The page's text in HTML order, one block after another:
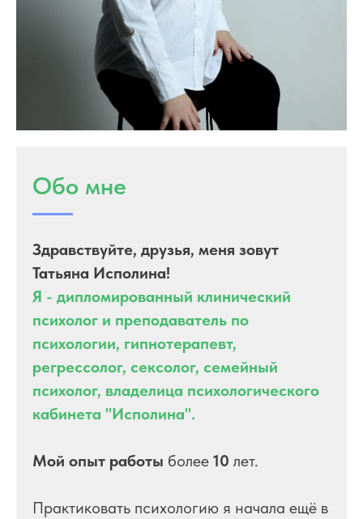
Обо мне
Здравствуйте, друзья, меня зовут
Татьяна Исполина!
Я - дипломированный клинический
психолог и преподаватель по
психологии, гипнотерапевт,
регрессолог, сексолог, семейный
психолог, владелица психологического
кабинета "Исполина".
Мой опыт работы более 10 лет.
Практиковать психологию я начала ещё в